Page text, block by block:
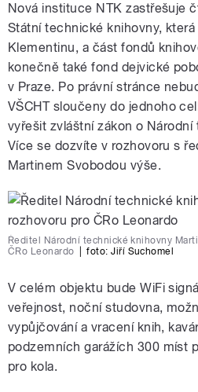
Nová instituce NTK zastřešuje
Státní technické knihovny,
Klementinu, a část fondů
konečně také fond dejvické
v Praze. Po právní stránce
VŠCHT sloučeny do jednoho
vyřešit zvláštní zákon o
Více se dozvíte v rozhovoru s
Martinem Svobodou výše.
Ředitel Národní technické knihovny
ČRo Leonardo
foto: Jiří Suchomel
V celém objektu bude WiFi
veřejnost, noční studovna,
vypůjčování a vracení knih,
podzemních garážích 300 míst
pro kola.